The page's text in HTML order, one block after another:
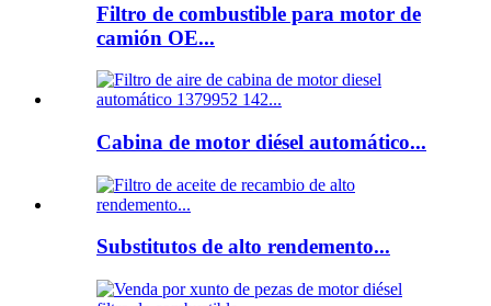
Filtro de combustible para motor de
camión OE...
Cabina de motor diésel automático...
Substitutos de alto rendemento...